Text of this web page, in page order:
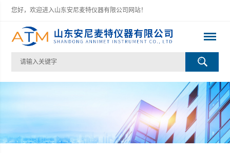
您好，欢迎进入山东安尼麦特仪器有限公司网站！